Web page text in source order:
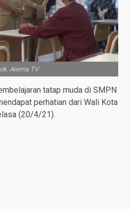
Arema TV
tatap muda di SMPN
perhatian dari Wali Kota
(20/4/21).